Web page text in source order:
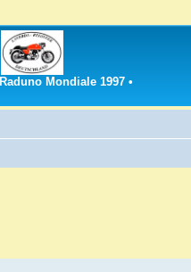
Raduno Mondiale 1997 •